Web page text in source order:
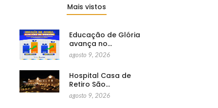
Mais vistos
Educação de Glória
avança no…
agosto 9, 2026
Hospital Casa de
Retiro São…
agosto 9, 2026